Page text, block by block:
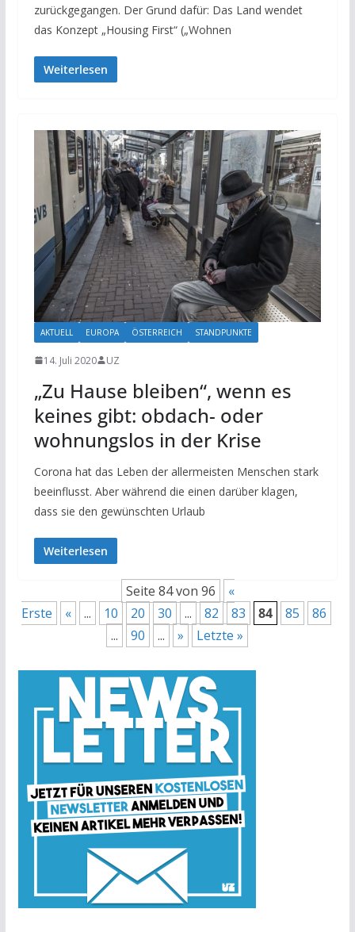
zurückgegangen. Der Grund dafür: Das Land wendet
das Konzept „Housing First“ („Wohnen
Weiterlesen
AKTUELL EUROPA ÖSTERREICH STANDPUNKTE
14. Juli 2020 UZ
„Zu Hause bleiben“, wenn es
keines gibt: obdach- oder
wohnungslos in der Krise
Corona hat das Leben der allermeisten Menschen stark
beeinflusst. Aber während die einen darüber klagen,
dass sie den gewünschten Urlaub
Weiterlesen
Seite 84 von 96
«
Erste
« ... 10 20 30 ... 82 83 84 85
86
...
90 ... » Letzte »